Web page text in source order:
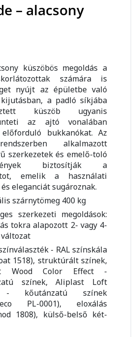
– alacsony
küszöbös megoldás a
számára is
nyújt az épületbe való
a padló síkjába
küszöb ugyanis
az ajtó vonalában
bukkanókat. Az
alkalmazott
szerkezetek és emelő-toló
biztosítják a
emelik a használati
eleganciát sugároznak.
szárnytömeg 400 kg
szerkezeti megoldások:
tokra alapozott 2- vagy 4-
- RAL színskála
1518), struktúrált színek,
Wood Color Effect -
színek, Aliplast Loft
kőutánzatú színek
PL-0001), eloxálás
1808), külső-belső két-